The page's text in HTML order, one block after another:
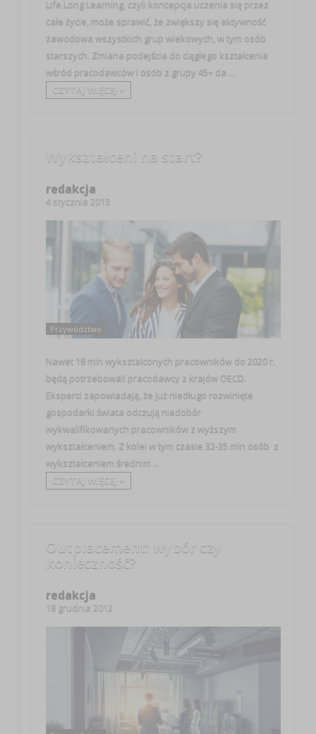
Life Long Learning, czyli koncepcja uczenia się przez
całe życie, może sprawić, że zwiększy się aktywność
zawodowa wszystkich grup wiekowych, w tym osób
starszych. Zmiana podejścia do ciągłego kształcenia
wśród pracodawców i osób z grupy 45+ da ...
CZYTAJ WIĘCEJ +
Wykształceni na start?
redakcja
4 stycznia 2013
Przywództwo
Nawet 18 mln wykształconych pracowników do 2020 r.
będą potrzebowali pracodawcy z krajów OECD.
Eksperci zapowiadają, że już niedługo rozwinięte
gospodarki świata odczują niedobór
wykwalifikowanych pracowników z wyższym
wykształceniem. Z kolei w tym czasie 32-35 mln osób z
wykształceniem średnim ...
CZYTAJ WIĘCEJ +
Outplacement: wybór czy
konieczność?
redakcja
18 grudnia 2012